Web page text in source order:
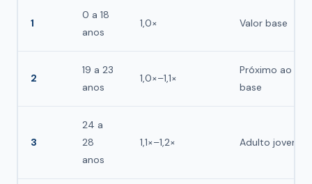
1
0 a 18
anos
1,0× Valor base
2
19 a 23
anos
1,0×–1,1×
Próximo ao
base
3
24 a
28
anos
1,1×–1,2× Adulto jovem